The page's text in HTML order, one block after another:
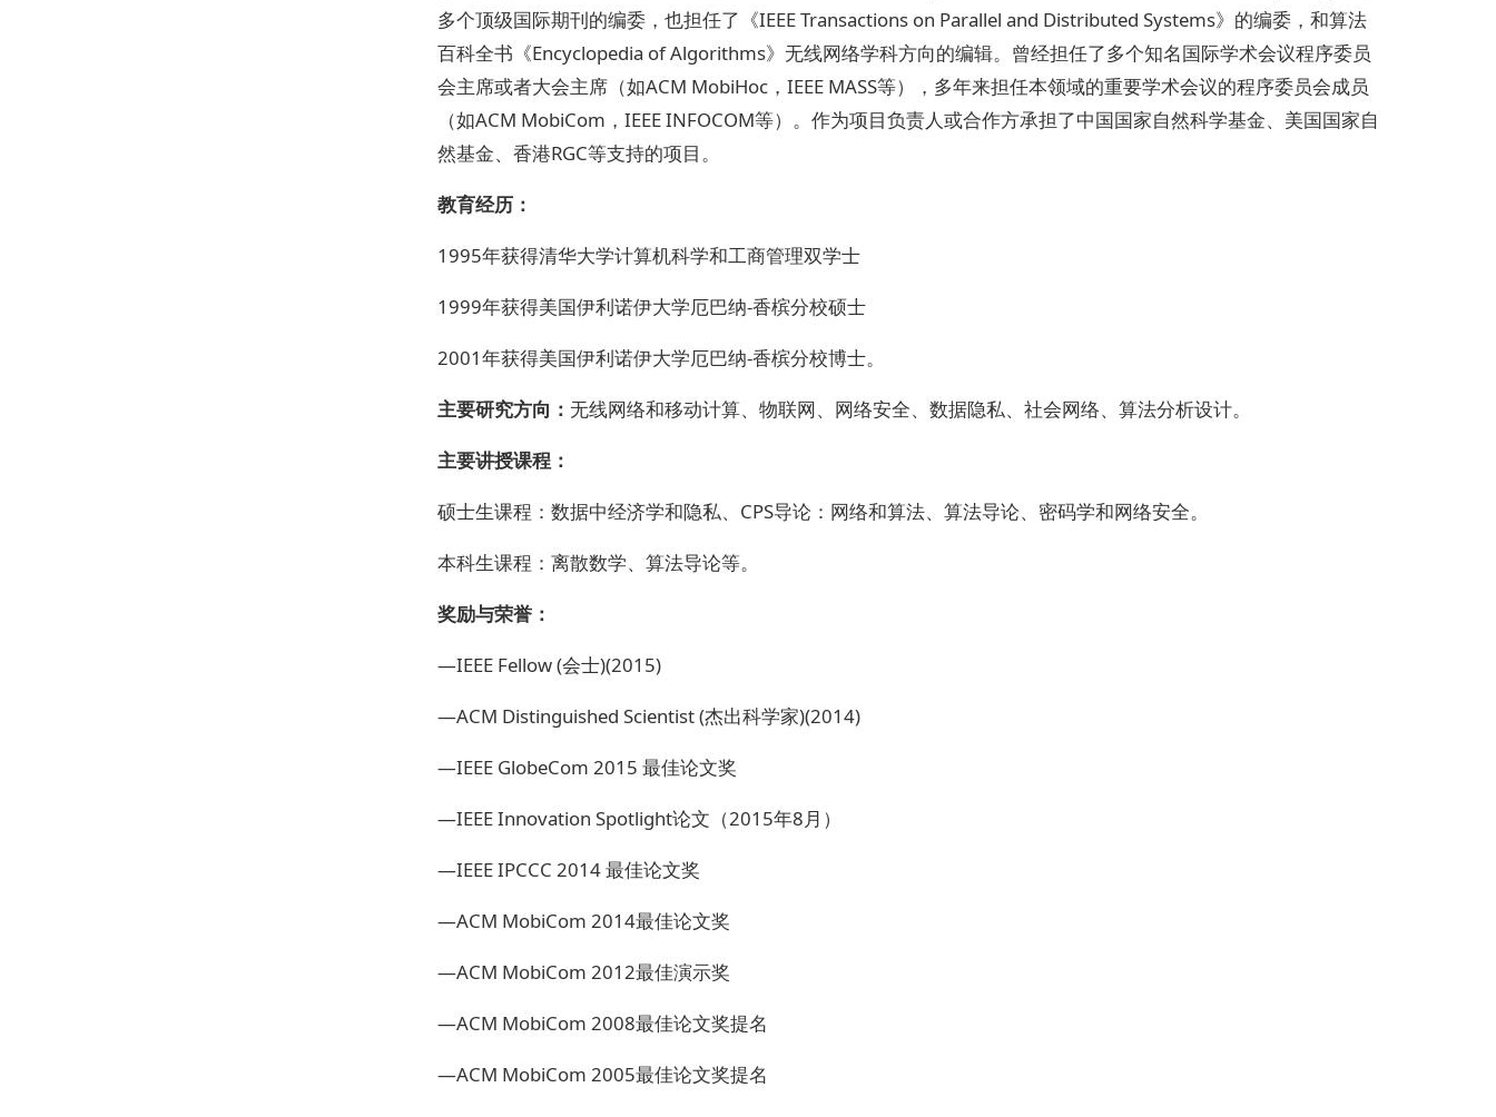
多个顶级国际期刊的编委，也担任了《IEEE Transactions on Parallel and Distributed Systems》的编委，和算法
百科全书《Encyclopedia of Algorithms》无线网络学科方向的编辑。曾经担任了多个知名国际学术会议程序委员
会主席或者大会主席（如ACM MobiHoc，IEEE MASS等），多年来担任本领域的重要学术会议的程序委员会成员
（如ACM MobiCom，IEEE INFOCOM等）。作为项目负责人或合作方承担了中国国家自然科学基金、美国国家自
然基金、香港RGC等支持的项目。
教育经历：
1995年获得清华大学计算机科学和工商管理双学士
1999年获得美国伊利诺伊大学厄巴纳-香槟分校硕士
2001年获得美国伊利诺伊大学厄巴纳-香槟分校博士。
主要研究方向： 无线网络和移动计算、物联网、网络安全、数据隐私、社会网络、算法分析设计。
主要讲授课程：
硕士生课程：数据中经济学和隐私、CPS导论：网络和算法、算法导论、密码学和网络安全。
本科生课程：离散数学、算法导论等。
奖励与荣誉：
—IEEE Fellow (会士)(2015)
—ACM Distinguished Scientist (杰出科学家)(2014)
—IEEE GlobeCom 2015 最佳论文奖
—IEEE Innovation Spotlight论文（2015年8月）
—IEEE IPCCC 2014 最佳论文奖
—ACM MobiCom 2014最佳论文奖
—ACM MobiCom 2012最佳演示奖
—ACM MobiCom 2008最佳论文奖提名
—ACM MobiCom 2005最佳论文奖提名